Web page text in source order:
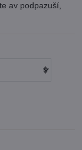
av podpazuší,